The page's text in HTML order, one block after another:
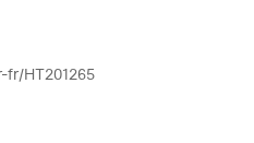
HT201265